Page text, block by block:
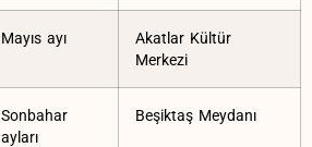
Mayıs ayı
Akatlar ⁢Kültür
Merkezi
Sonbahar
ayları
Beşiktaş Meydanı